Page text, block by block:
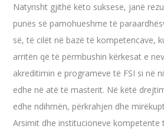
Natyrisht gjithë këto suksese, janë
punës së pamohueshme të
së, të cilët në bazë të kompetencave,
arritën që të përmbushin kërkesat e
akreditimin e programeve të FSI si në
edhe në atë të masterit. Në këtë
edhe ndihmën, përkrahjen dhe
Arsimit dhe institucioneve kompetente